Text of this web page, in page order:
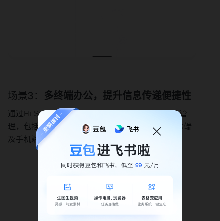
场景3： 多终端办公，提升信息传递便捷性
通过Hi Sales实现移动端页面，对商机进行查询和管
理，包括商机信息变更、阶段推进、提交申请；PC端
及手机端联合办公，让商机真正的做到“机不可失”。